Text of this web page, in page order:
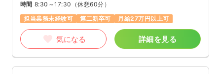
時間 8:30～17:30 （休憩60分）
担当業務未経験可
第二新卒可 月給27万円以上可
気になる 詳細を見る